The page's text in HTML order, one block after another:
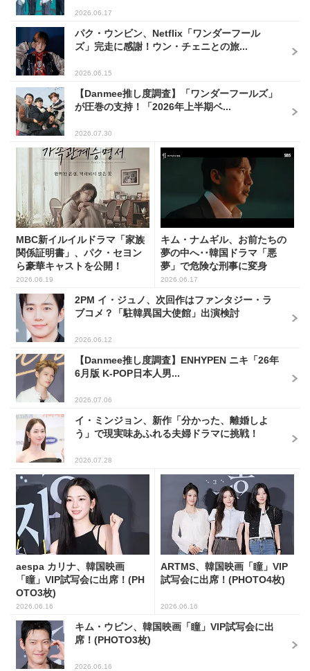
2026.06.17
パク・ウンビン、Netflix「ワンダーフール
ズ」完走に感謝！ウン・チェニとの旅...
2026.06.15
【Danmee推し度調査】「ワンダーフールズ」
が圧巻の支持！「2026年上半期ベ...
2026.07.30
MBC新イルイルドラマ「家族
関係証明書」、パク・セヨン
ら豪華キャストを公開！
2026.06.19
キム・ナムギル、お前たちの
夢の中へ･･韓国ドラマ「悪
夢」で危険な刑事に変身
2026.06.17
2PM イ・ジュノ、次回作はファンタジー・ラ
ブコメ？「駐韓異国大使館」出演検討
2026.06.12
【Danmee推し度調査】ENHYPEN ニキ「26年
6月版 K-POP日本人男...
2026.07.06
イ・ミンジョン、新作「分かった、離婚しよ
う」で現実味あふれる夫婦ドラマに挑戦！
2026.07.28
aespa カリナ、韓国映画
「瞳」VIP試写会に出席！(PH
OTO3枚)
2026.06.16
ARTMS、韓国映画「瞳」VIP
試写会に出席！(PHOTO4枚)
2026.06.16
キム・ウビン、韓国映画「瞳」VIP試写会に出
席！(PHOTO3枚)
2026.06.16